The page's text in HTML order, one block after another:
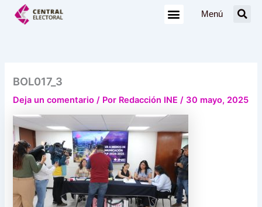
Menú
BOL017_3
Deja un comentario / Por Redacción INE/ 30 mayo, 2025